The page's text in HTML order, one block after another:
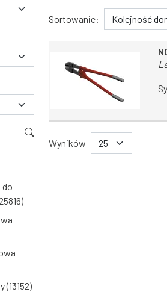
do
(13152)
Wyniki
Sortowanie:
Wyników